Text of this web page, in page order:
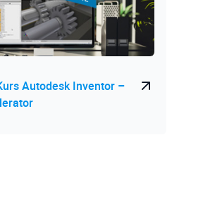
Autodesk Inventor –
Autodesk Revit
architektoniczna w Twinmotion na